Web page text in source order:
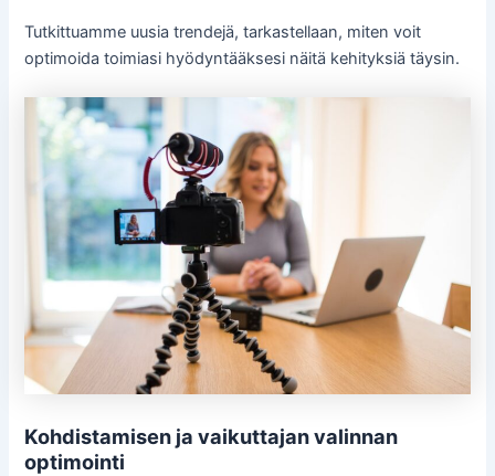
Tutkittuamme uusia trendejä, tarkastellaan, miten voit
optimoida toimiasi hyödyntääksesi näitä kehityksiä täysin.
Kohdistamisen ja vaikuttajan valinnan
optimointi